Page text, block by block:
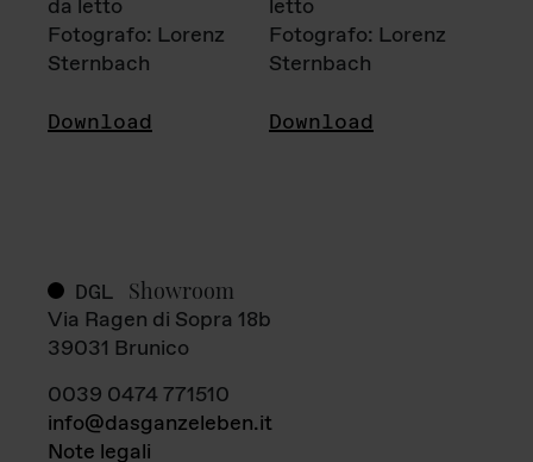
da letto
Fotografo: Lorenz
Sternbach
Download
letto
Fotografo: Lorenz
Sternbach
Download
DGL Showroom
Via Ragen di Sopra 18b
39031 Brunico
0039 0474 771510
info@dasganzeleben.it
Note legali